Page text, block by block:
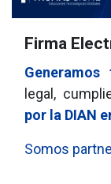
Firma
legal,
por la DIAN
Somos